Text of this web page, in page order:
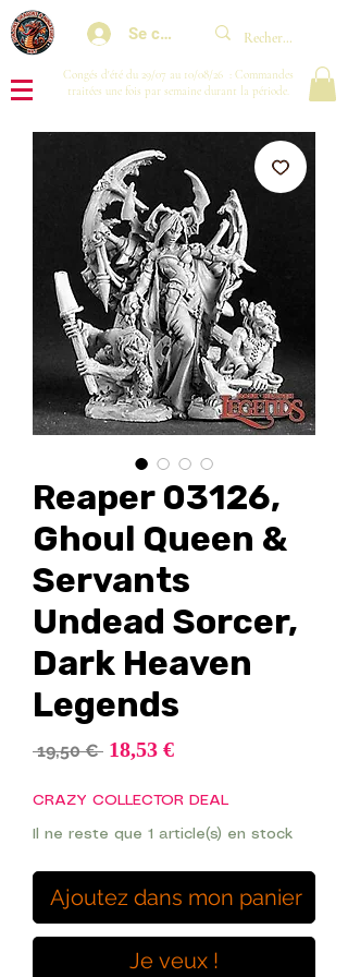
Se connecter
Congés d'été du 29/07 au 10/08/26 : Commandes
traitées une fois par semaine durant la période.
Reaper 03126,
Ghoul Queen &
Servants
Undead Sorcer,
Dark Heaven
Legends
19,50 € Prix
18,53 €Prix
CRAZY COLLECTOR DEAL
Il ne reste que 1 article(s) en stock
Ajoutez dans mon panier
Je veux !